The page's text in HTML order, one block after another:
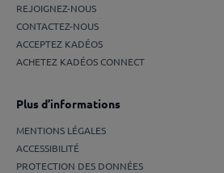
REJOIGNEZ-NOUS
CONTACTEZ-NOUS
ACCEPTEZ KADÉOS
ACHETEZ KADÉOS CONNECT
Plus d’informations
MENTIONS LÉGALES
ACCESSIBILITÉ
PROTECTION DES DONNÉES